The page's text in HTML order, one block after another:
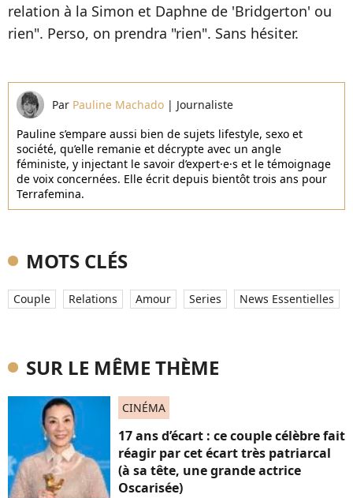
relation à la Simon et Daphne de 'Bridgerton' ou
rien". Perso, on prendra "rien". Sans hésiter.
Par Pauline Machado | Journaliste
Pauline s’empare aussi bien de sujets lifestyle, sexo et
société, qu’elle remanie et décrypte avec un angle
féministe, y injectant le savoir d’expert·e·s et le témoignage
de voix concernées. Elle écrit depuis bientôt trois ans pour
Terrafemina.
MOTS CLÉS
Couple Relations Amour Series News Essentielles
SUR LE MÊME THÈME
CINÉMA
17 ans d’écart : ce couple célèbre fait
réagir par cet écart très patriarcal
(à sa tête, une grande actrice
Oscarisée)